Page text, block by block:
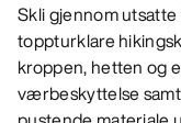
Skli gjennom
toppturklare
kroppen, hetten og
værbeskyttelse